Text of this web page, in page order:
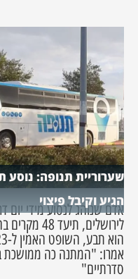
הגיע וקיבל פיצוי
אדם שנוהג לנסוע מידי
לירושלים,
אמרו: "המתנה כה ממושכת
סדרתיים"